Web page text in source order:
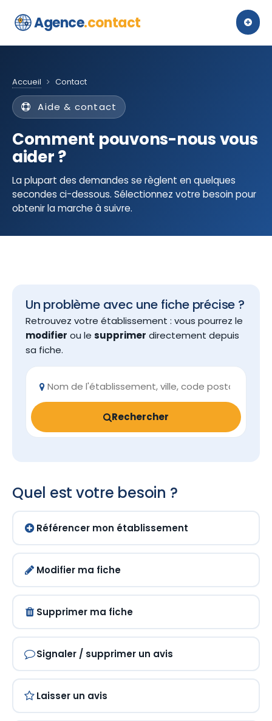
Agence.contact
Accueil Contact
Aide & contact
Comment pouvons-nous vous
aider ?
La plupart des demandes se règlent en quelques
secondes ci-dessous. Sélectionnez votre besoin pour
obtenir la marche à suivre.
Un problème avec une fiche précise ?
Retrouvez votre établissement : vous pourrez le
modifier ou le supprimer directement depuis
sa fiche.
Rechercher
Quel est votre besoin ?
Référencer mon établissement
Modifier ma fiche
Supprimer ma fiche
Signaler / supprimer un avis
Laisser un avis